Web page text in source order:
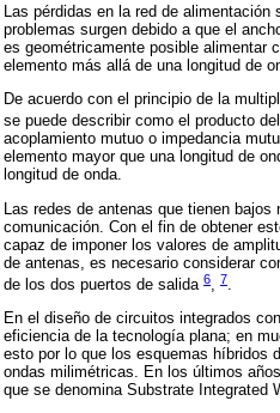
Las pérdidas en la red de
problemas surgen debido a que el
es geométricamente posible alimentar
elemento más allá de una longitud de
De acuerdo con el principio de la
se puede describir como el producto
acoplamiento mutuo o impedancia
elemento mayor que una longitud de
longitud de onda.
Las redes de antenas que tienen
comunicación. Con el fin de obtener
capaz de imponer los valores de
de antenas, es necesario considerar
de los dos puertos de salida 6 7
En el diseño de circuitos integrados
eficiencia de la tecnología plana; en
esto por lo que los esquemas híbridos
ondas milimétricas. En los últimos
que se denomina Substrate Integrated